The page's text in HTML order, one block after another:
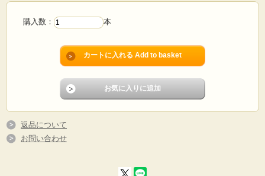
購入数： 本
返品について
お問い合わせ